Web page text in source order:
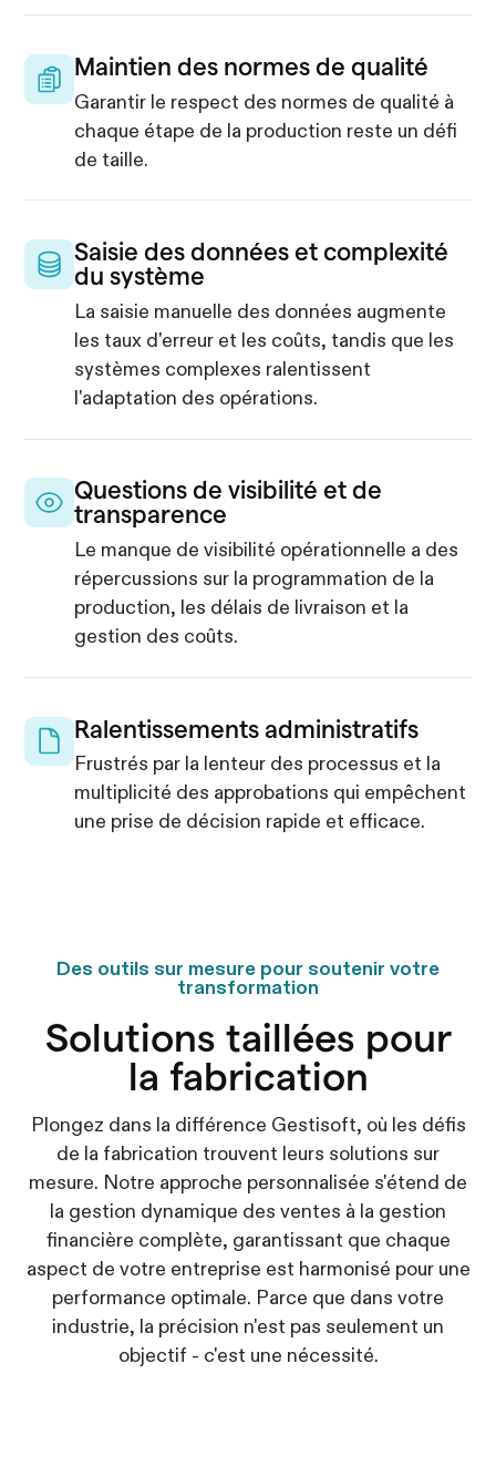
Maintien des normes de qualité
Garantir le respect des normes de qualité à
chaque étape de la production reste un défi
de taille.
Saisie des données et complexité
du système
La saisie manuelle des données augmente
les taux d'erreur et les coûts, tandis que les
systèmes complexes ralentissent
l'adaptation des opérations.
Questions de visibilité et de
transparence
Le manque de visibilité opérationnelle a des
répercussions sur la programmation de la
production, les délais de livraison et la
gestion des coûts.
Ralentissements administratifs
Frustrés par la lenteur des processus et la
multiplicité des approbations qui empêchent
une prise de décision rapide et efficace.
Des outils sur mesure pour soutenir votre
transformation
Solutions taillées pour
la fabrication
Plongez dans la différence Gestisoft, où les défis
de la fabrication trouvent leurs solutions sur
mesure. Notre approche personnalisée s'étend de
la gestion dynamique des ventes à la gestion
financière complète, garantissant que chaque
aspect de votre entreprise est harmonisé pour une
performance optimale. Parce que dans votre
industrie, la précision n'est pas seulement un
objectif - c'est une nécessité.